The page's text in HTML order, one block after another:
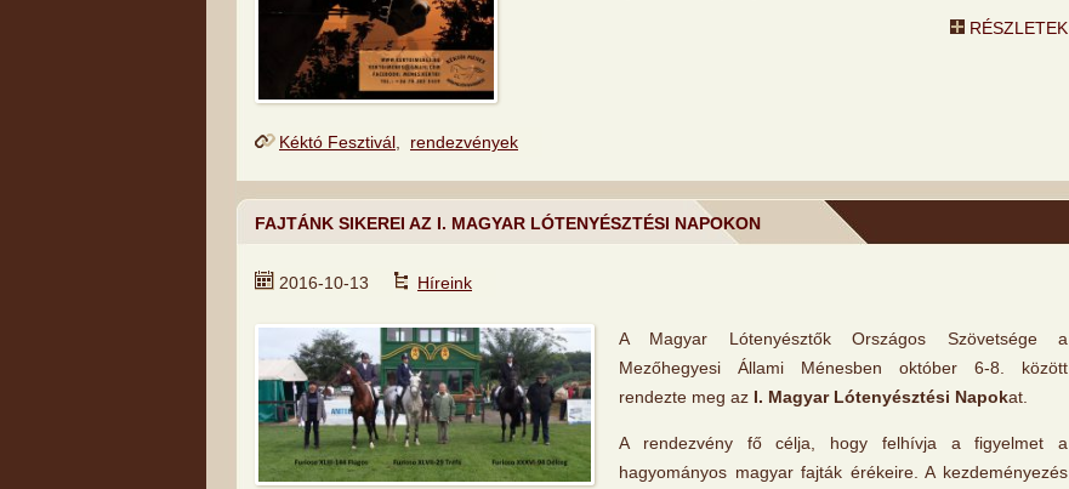
RÉSZLETEK
Kéktó Fesztivál rendezvények
FAJTÁNK SIKEREI AZ I. MAGYAR LÓTENYÉSZTÉSI NAPOKON
2016-10-13 Híreink
A Magyar Lótenyésztők Országos Szövetsége a
Mezőhegyesi Állami Ménesben október 6-8. között
rendezte meg az I. Magyar Lótenyésztési Napokat.
A rendezvény fő célja, hogy felhívja a figyelmet a
hagyományos magyar fajták érékeire. A kezdeményezés